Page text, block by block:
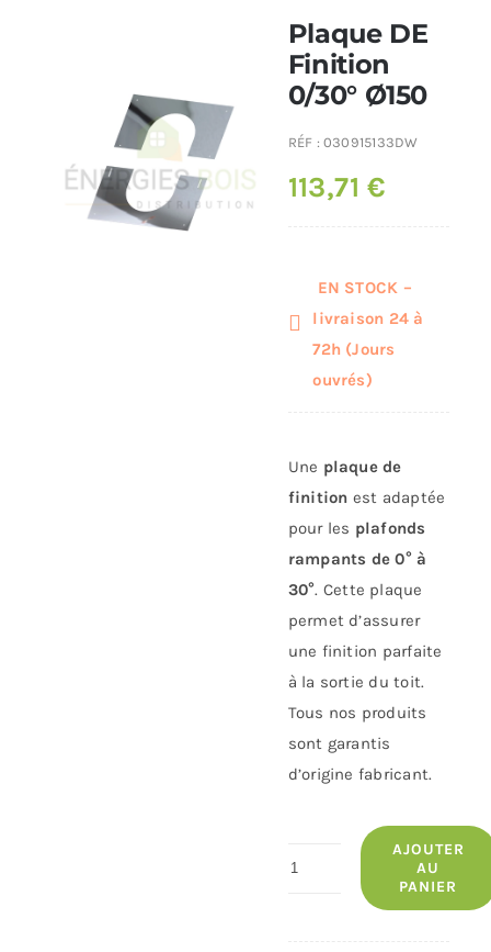
Conduit de fumées
Plaque DE
Finition
0/30° Ø150
RÉF :030915133DW
113,71€
EN STOCK –
livraison 24 à
72h (Jours
ouvrés)
Une plaque de
finition est adaptée
pour les plafonds
rampants de 0° à
30°. Cette plaque
permet d’assurer
une finition parfaite
à la sortie du toit.
Tous nos produits
sont garantis
d’origine fabricant.
quantité
AJOUTER
AU
PANIER